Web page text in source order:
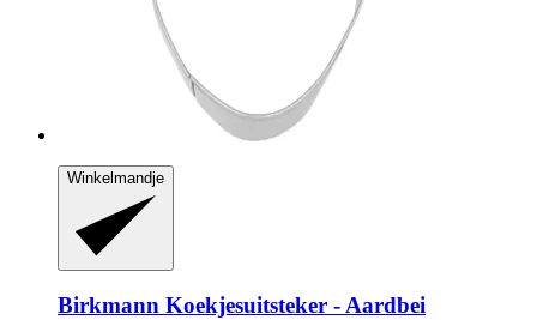
Winkelmandje
Birkmann Koekjesuitsteker -​ Aardbei